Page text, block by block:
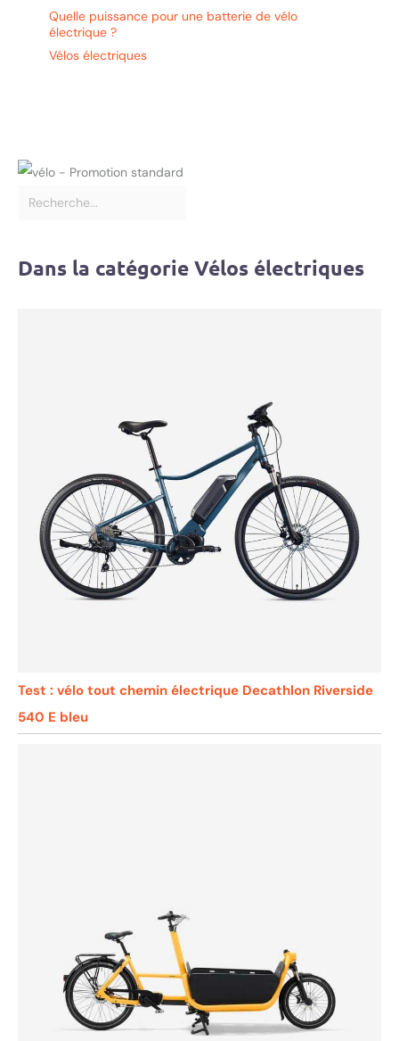
Quelle puissance pour une batterie de vélo
électrique ?
Vélos électriques
Dans la catégorie Vélos électriques
Test : vélo tout chemin électrique Decathlon Riverside
540 E bleu